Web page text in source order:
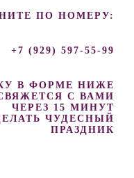
ПО НОМЕРУ:
+7 (929) 597-55-99
В ФОРМЕ НИЖЕ
С ВАМИ
ЧЕРЕЗ 15 МИНУТ
ЧУДЕСНЫЙ
ПРАЗДНИК